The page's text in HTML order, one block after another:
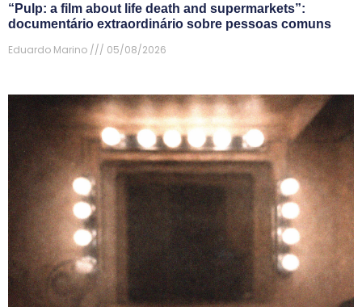
“Pulp: a film about life death and supermarkets”:
documentário extraordinário sobre pessoas comuns
Eduardo Marino
05/08/2026